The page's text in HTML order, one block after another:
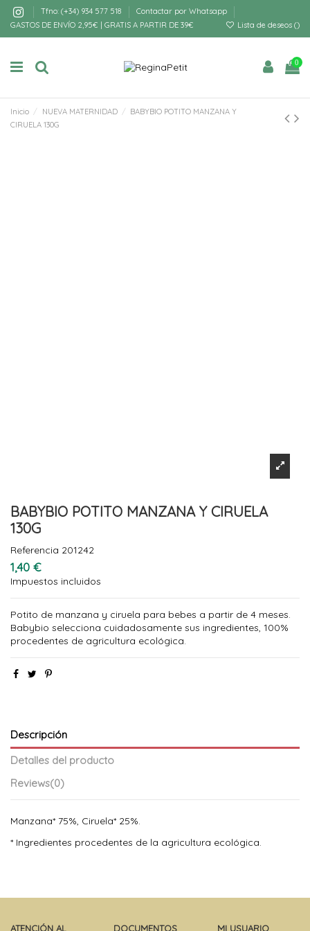
Tfno: (+34) 934 577 518
Contactar por Whatsapp
GASTOS DE ENVÍO 2,95€ | GRATIS A PARTIR DE 39€
Lista de deseos ()
0
Inicio NUEVA MATERNIDAD
BABYBIO POTITO MANZANA Y
CIRUELA 130G
BABYBIO POTITO MANZANA Y CIRUELA
130G
Referencia 201242
1,40 €
Impuestos incluidos
Potito de manzana y ciruela para bebes a partir de 4 meses.
Babybio selecciona cuidadosamente sus ingredientes, 100%
procedentes de agricultura ecológica.
Descripción
Detalles del producto
Reviews(0)
Manzana* 75%, Ciruela* 25%.
* Ingredientes procedentes de la agricultura ecológica.
ATENCIÓN AL DOCUMENTOS MI USUARIO